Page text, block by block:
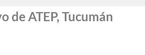
de ATEP, Tucumán